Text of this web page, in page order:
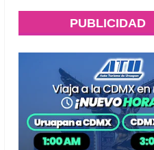
PUBLICIDAD